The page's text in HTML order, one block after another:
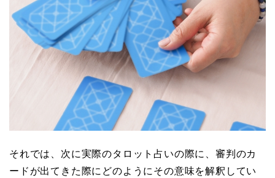
それでは、次に実際のタロット占いの際に、審判のカ
ードが出てきた際にどのようにその意味を解釈してい